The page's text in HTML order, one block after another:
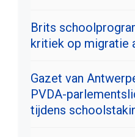
Brits
kritiek op migratie
Gazet van
PVDA-
tijdens